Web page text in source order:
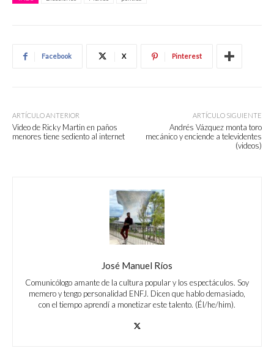
Facebook X Pinterest
ARTÍCULO ANTERIOR
Video de Ricky Martin en paños
menores tiene sediento al internet
ARTÍCULO SIGUIENTE
Andrés Vázquez monta toro
mecánico y enciende a televidentes
(videos)
José Manuel Ríos
Comunicólogo amante de la cultura popular y los espectáculos. Soy
memero y tengo personalidad ENFJ. Dicen que hablo demasiado,
con el tiempo aprendí a monetizar este talento. (Él/he/him).